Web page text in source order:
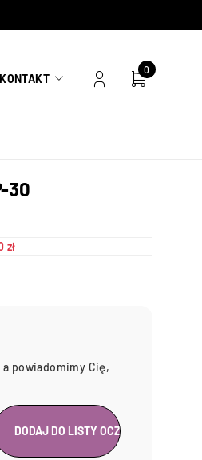
KONTAKT
0
30
zł
powiadomimy Cię,